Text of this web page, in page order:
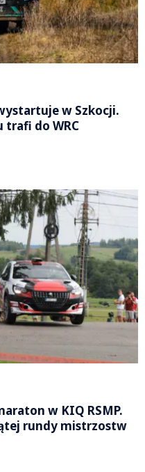
w Szkocji.
trafi do WRC
w KIQ RSMP.
rundy mistrzostw